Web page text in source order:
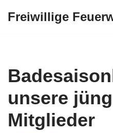
Freiwillige
unsere
Mitglieder